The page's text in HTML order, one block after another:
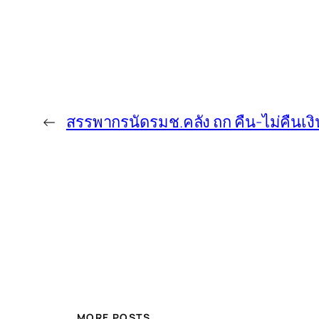
← สรรพากรนัดรมช.คลัง ถก คืน-ไม่คืนเ